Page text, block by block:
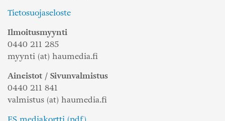
Tietosuojaseloste
Ilmoitusmyynti
0440 211 285
myynti (at) haumedia.fi
Aineistot / Sivunvalmistus
0440 211 841
valmistus (at) haumedia.fi